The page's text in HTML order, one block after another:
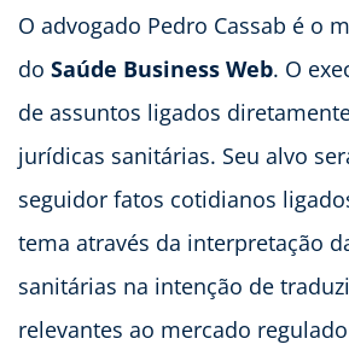
O advogado Pedro Cassab é o
do Saúde Business Web. O
de assuntos ligados
jurídicas sanitárias. Seu alvo
seguidor fatos cotidianos
tema através da interpretação
sanitárias na intenção de
relevantes ao mercado